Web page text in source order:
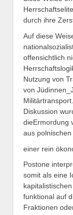
durch ihre
Auf diese
offensichtlich
Nutzung von
von
Diskussion
dieErmordung
aus
einer rein
Postone
somit als eine
funktional auf
Fraktionen